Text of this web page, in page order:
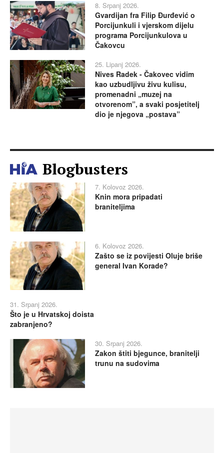
8. Srpanj 2026.
Gvardijan fra Filip Đurđević o
Porcijunkuli i vjerskom dijelu
programa Porcijunkulova u
Čakovcu
25. Lipanj 2026.
Nives Radek - Čakovec vidim
kao uzbudljivu živu kulisu,
promenadni „muzej na
otvorenom”, a svaki posjetitelj
dio je njegova „postava”
Blogbusters
7. Kolovoz 2026.
Knin mora pripadati
braniteljima
6. Kolovoz 2026.
Zašto se iz povijesti Oluje briše
general Ivan Korade?
31. Srpanj 2026.
Što je u Hrvatskoj doista
zabranjeno?
30. Srpanj 2026.
Zakon štiti bjegunce, branitelji
trunu na sudovima